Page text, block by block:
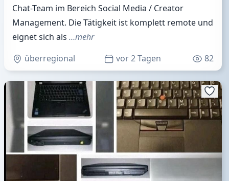
Chat-Team im Bereich Social Media / Creator
Management. Die Tätigkeit ist komplett remote und
eignet sich als …mehr
überregional
vor 2 Tagen 82